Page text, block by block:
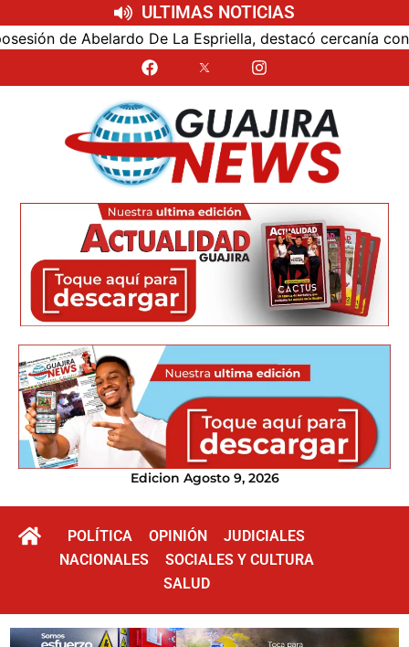
ULTIMAS NOTICIAS
de Abelardo De La Espriella, destacó cercanía con el
Edicion Agosto 9, 2026
POLÍTICA OPINIÓN
JUDICIALES
NACIONALES
SOCIALES Y CULTURA
SALUD